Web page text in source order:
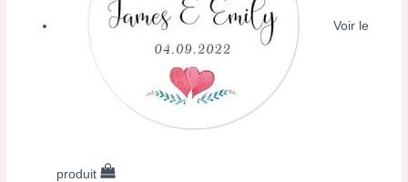
Voir le
produit